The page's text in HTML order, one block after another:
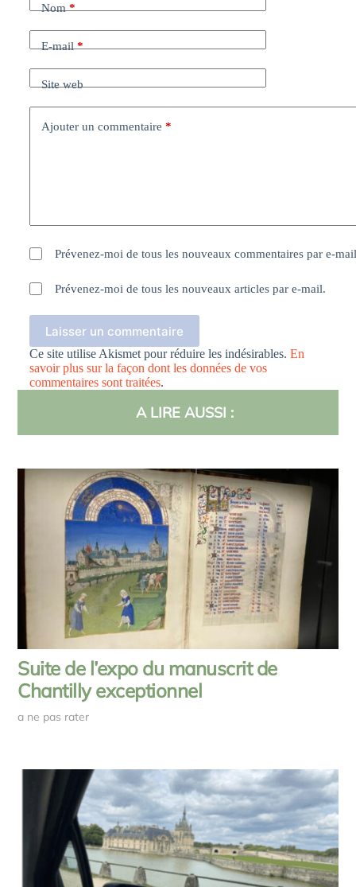
Nom*
E-mail*
Site web
Ajouter un commentaire *
Prévenez-moi de tous les nouveaux commentaires par e-
Prévenez-moi de tous les nouveaux articles par e-mail.
Laisser un commentaire
Ce site utilise Akismet pour réduire les indésirables.En
savoir plus sur la façon dont les données de vos
commentaires sont traitées.
A LIRE AUSSI :
Suite de l’expo du manuscrit de
Chantilly exceptionnel
a ne pas rater